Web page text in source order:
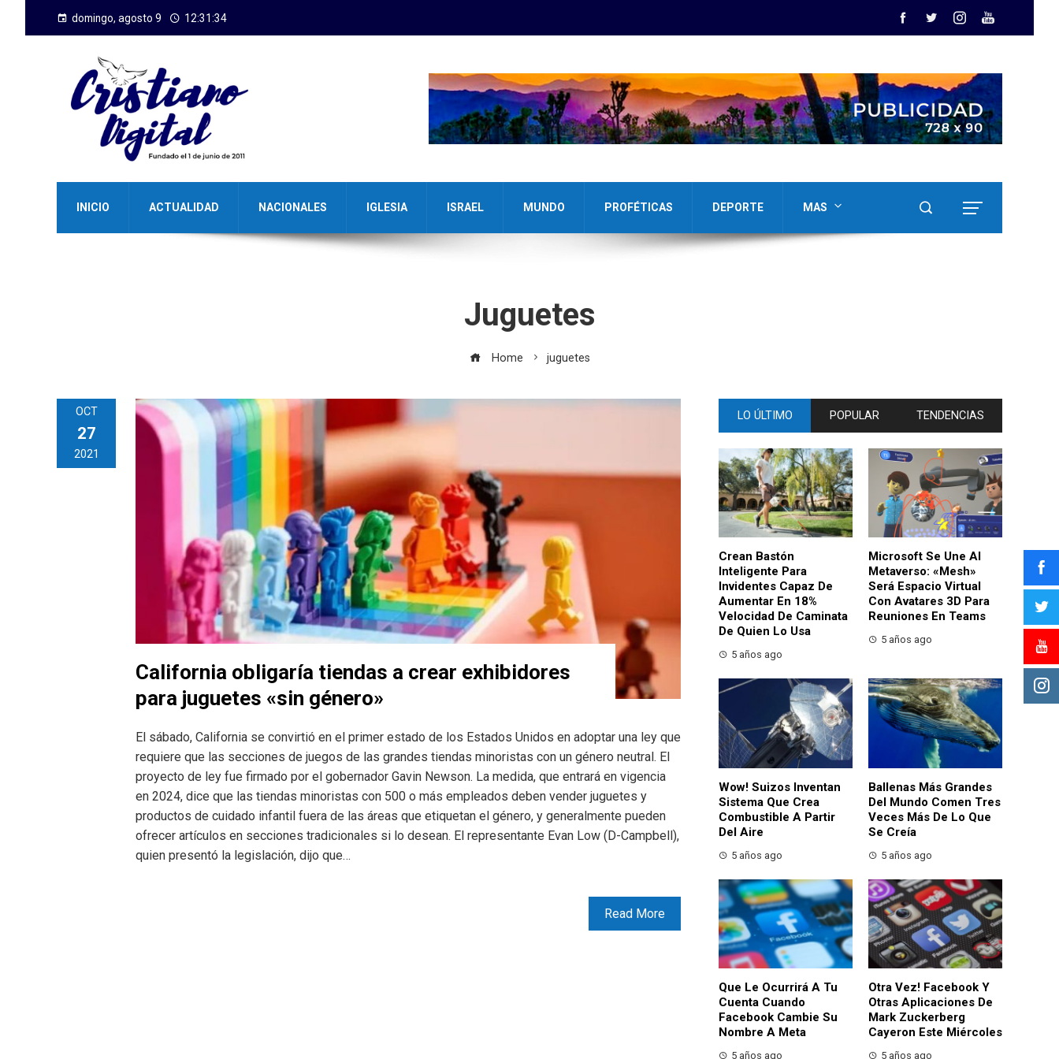
domingo, agosto 9 12:31:34
INICIO ACTUALIDAD NACIONALES IGLESIA ISRAEL MUNDO PROFÉTICAS DEPORTE MAS
Juguetes
Home juguetes
OCT
27
2021
California obligaría tiendas a crear exhibidores
para juguetes «sin género»
El sábado, California se convirtió en el primer estado de los Estados Unidos en adoptar una ley que
requiere que las secciones de juegos de las grandes tiendas minoristas con un género neutral. El
proyecto de ley fue firmado por el gobernador Gavin Newson. La medida, que entrará en vigencia
en 2024, dice que las tiendas minoristas con 500 o más empleados deben vender juguetes y
productos de cuidado infantil fuera de las áreas que etiquetan el género, y generalmente pueden
ofrecer artículos en secciones tradicionales si lo desean. El representante Evan Low (D-Campbell),
quien presentó la legislación, dijo que…
Read More
LO ÚLTIMO POPULAR TENDENCIAS
Crean Bastón
Inteligente Para
Invidentes Capaz De
Aumentar En 18%
Velocidad De Caminata
De Quien Lo Usa
5 años ago
Microsoft Se Une Al
Metaverso: «Mesh»
Será Espacio Virtual
Con Avatares 3D Para
Reuniones En Teams
5 años ago
Wow! Suizos Inventan
Sistema Que Crea
Combustible A Partir
Del Aire
5 años ago
Ballenas Más Grandes
Del Mundo Comen Tres
Veces Más De Lo Que
Se Creía
5 años ago
Que Le Ocurrirá A Tu
Cuenta Cuando
Facebook Cambie Su
Nombre A Meta
5 años ago
Otra Vez! Facebook Y
Otras Aplicaciones De
Mark Zuckerberg
Cayeron Este Miércoles
5 años ago